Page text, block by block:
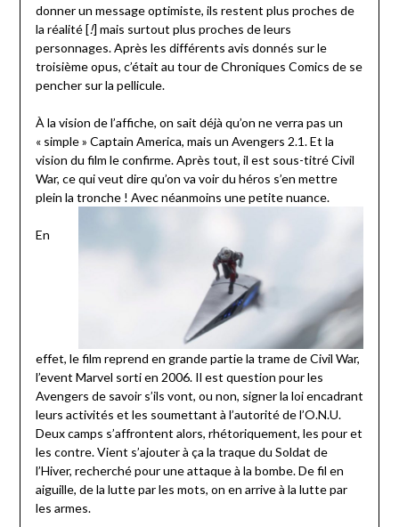
donner un message optimiste, ils restent plus proches de
la réalité [!] mais surtout plus proches de leurs
personnages. Après les différents avis donnés sur le
troisième opus, c’était au tour de Chroniques Comics de se
pencher sur la pellicule.
À la vision de l’affiche, on sait déjà qu’on ne verra pas un
« simple » Captain America, mais un Avengers 2.1. Et la
vision du film le confirme. Après tout, il est sous-titré Civil
War, ce qui veut dire qu’on va voir du héros s’en mettre
plein la tronche ! Avec néanmoins une petite nuance.
En
effet, le film reprend en grande partie la trame de Civil War,
l’event Marvel sorti en 2006. Il est question pour les
Avengers de savoir s’ils vont, ou non, signer la loi encadrant
leurs activités et les soumettant à l’autorité de l’O.N.U.
Deux camps s’affrontent alors, rhétoriquement, les pour et
les contre. Vient s’ajouter à ça la traque du Soldat de
l’Hiver, recherché pour une attaque à la bombe. De fil en
aiguille, de la lutte par les mots, on en arrive à la lutte par
les armes.